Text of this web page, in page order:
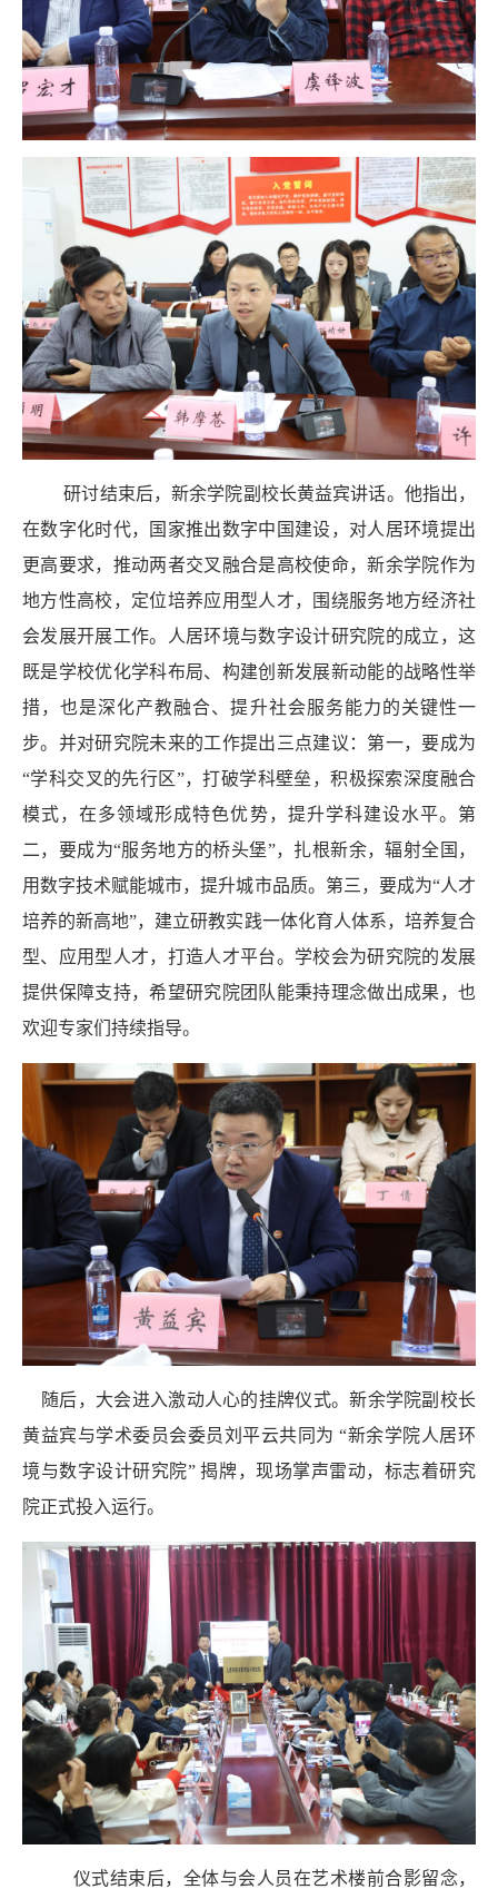
研讨结束后，新余学院副校长黄益宾讲话。他指出，
在数字化时代，国家推出数字中国建设，对人居环境提出
更高要求，推动两者交叉融合是高校使命，新余学院作为
地方性高校，定位培养应用型人才，围绕服务地方经济社
会发展开展工作。人居环境与数字设计研究院的成立，这
既是学校优化学科布局、构建创新发展新动能的战略性举
措，也是深化产教融合、提升社会服务能力的关键性一
步。并对研究院未来的工作提出三点建议：第一，要成为
“学科交叉的先行区”，打破学科壁垒，积极探索深度融合
模式，在多领域形成特色优势，提升学科建设水平。第
二，要成为“服务地方的桥头堡”，扎根新余，辐射全国，
用数字技术赋能城市，提升城市品质。第三，要成为“人才
培养的新高地”，建立研教实践一体化育人体系，培养复合
型、应用型人才，打造人才平台。学校会为研究院的发展
提供保障支持，希望研究院团队能秉持理念做出成果，也
欢迎专家们持续指导。
随后，大会进入激动人心的挂牌仪式。新余学院副校长
黄益宾与学术委员会委员刘平云共同为 “新余学院人居环
境与数字设计研究院” 揭牌，现场掌声雷动，标志着研究
院正式投入运行。
仪式结束后，全体与会人员在艺术楼前合影留念，